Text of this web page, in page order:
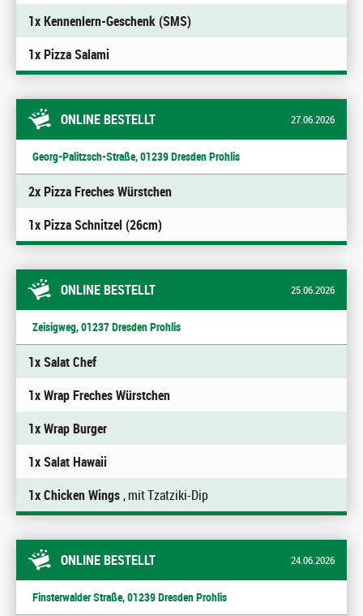
1x Kennenlern-Geschenk (SMS)
1x Pizza Salami
ONLINE BESTELLT 27.06.2026
Georg-Palitzsch-Straße, 01239 Dresden Prohlis
2x Pizza Freches Würstchen
1x Pizza Schnitzel (26cm)
ONLINE BESTELLT 25.06.2026
Zeisigweg, 01237 Dresden Prohlis
1x Salat Chef
1x Wrap Freches Würstchen
1x Wrap Burger
1x Salat Hawaii
1x Chicken Wings, mit Tzatziki-Dip
ONLINE BESTELLT 24.06.2026
Finsterwalder Straße, 01239 Dresden Prohlis